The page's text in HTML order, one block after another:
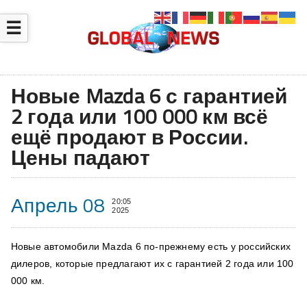
☰
Новые Mazda 6 с гарантией
2 года или 100 000 км всё
ещё продают в России.
Цены падают
Апрель 08
20:05
2025
Новые автомобили Mazda 6 по-прежнему есть у российских
дилеров, которые предлагают их с гарантией 2 года или 100
000 км.